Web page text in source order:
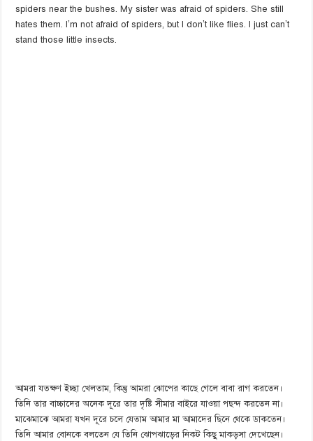
spiders near the bushes. My sister was afraid of spiders. She still
hates them. I’m not afraid of spiders, but I don’t like flies. I just can’t
stand those little insects.
আমরা যতক্ষণ ইচ্ছা খেলতাম, কিন্তু আমরা ঝোপের কাছে গেলে বাবা রাগ করতেন।
তিনি তার বাচ্চাদের অনেক দূরে তার দৃষ্টি সীমার বাইরে যাওয়া পছন্দ করতেন না।
মাঝেমাঝে আমরা যখন দূরে চলে যেতাম আমার মা আমাদের ছিনে থেকে ডাকতেন।
তিনি আমার বোনকে বলতেন যে তিনি ঝোপঝাড়ের নিকট কিছু মাকড়সা দেখেছেন।